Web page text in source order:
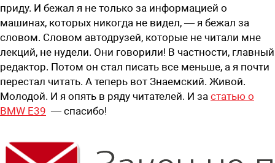
приду. И бежал я не только за информацией о
машинах, которых никогда не видел, — я бежал за
словом. Словом автодрузей, которые не читали мне
лекций, не нудели. Они говорили! В частности, главный
редактор. Потом он стал писать все меньше, а я почти
перестал читать. А теперь вот Знаемский. Живой.
Молодой. И я опять в ряду читателей. И за статью о
BMW Е39 — спасибо!